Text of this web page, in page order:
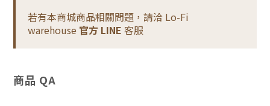
若有本商城商品相關問題，請洽 Lo-Fi
warehouse 官方 LINE 客服
商品 QA